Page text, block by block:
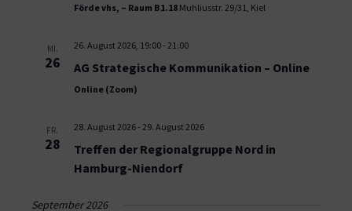
Förde vhs, – Raum B1.18 Muhliusstr. 29/31, Kiel
MI.
26
26. August 2026, 19:00- 21:00
AG Strategische Kommunikation – Online
Online (Zoom)
FR.
28
28. August 2026- 29. August 2026
Treffen der Regionalgruppe Nord in
Hamburg-Niendorf
September 2026